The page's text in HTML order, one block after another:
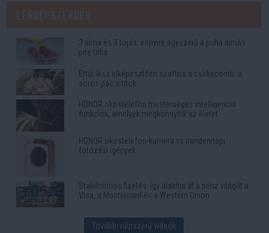
3 alma és 3 tojás: ennyire egyszerű a puha almás
pite titka
Ettől lesz elképesztően szaftos a csirkecomb: a
sörös pác a titok
HONOR okostelefon mesterséges intelligencia
funkciók, amelyek megkönnyítik az életet
HONOR okostelefon-kamera vs mindennapi
fotózási igények
Stabilcoinos fizetés: így alakítja át a pénz világát a
Visa, a Mastercard és a Western Union
További népszerű videók